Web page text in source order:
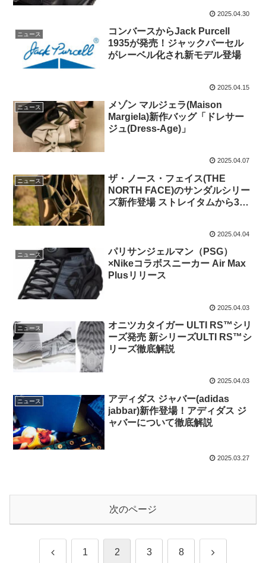
2025.04.30
ニュース
コンバースからJack Purcell
1935が発売！ジャックパーセル
がレーベル化され新モデル登場
2025.04.15
ニュース
メゾン マルジェラ(Maison
Margiela)新作バッグ「ドレサー
ジュ(Dress-Age)」
2025.04.07
ニュース
ザ・ノース・フェイス(THE
NORTH FACE)のサンダルシリー
ズ新作登場 ストレイタムから3モ
2025.04.04
ニュース
パリサンジェルマン（PSG）
×Nikeコラボスニーカー Air Max
Plusリリース
2025.04.03
ニュース
オニツカタイガー ULTI RS™シリ
ーズ発売 新シリーズULTI RS™シ
リーズ徹底解説
2025.04.03
ニュース
アディダス ジャバー(adidas
jabbar)新作登場！アディダス ジ
ャバーについて徹底解説
2025.03.27
次のページ
前 1 2 3 8 次